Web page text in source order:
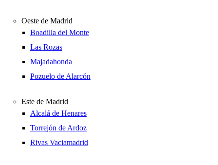
Oeste de Madrid
Boadilla del Monte
Las Rozas
Majadahonda
Pozuelo de Alarcón
Este de Madrid
Alcalá de Henares
Torrejón de Ardoz
Rivas Vaciamadrid